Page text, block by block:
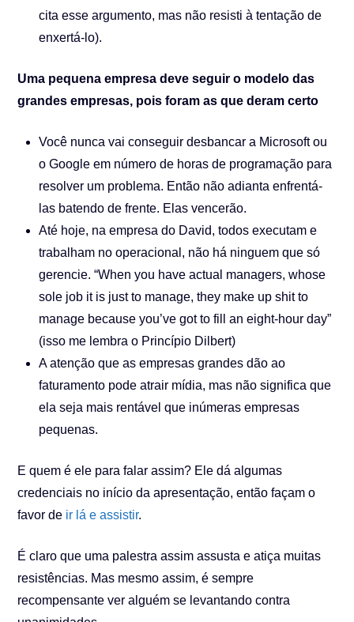
cita esse argumento, mas não resisti à tentação de
enxertá-lo).
Uma pequena empresa deve seguir o modelo das
grandes empresas, pois foram as que deram certo
Você nunca vai conseguir desbancar a Microsoft ou
o Google em número de horas de programação para
resolver um problema. Então não adianta enfrentá-
las batendo de frente. Elas vencerão.
Até hoje, na empresa do David, todos executam e
trabalham no operacional, não há ninguem que só
gerencie. “When you have actual managers, whose
sole job it is just to manage, they make up shit to
manage because you’ve got to fill an eight-hour day”
(isso me lembra o Princípio Dilbert)
A atenção que as empresas grandes dão ao
faturamento pode atrair mídia, mas não significa que
ela seja mais rentável que inúmeras empresas
pequenas.
E quem é ele para falar assim? Ele dá algumas
credenciais no início da apresentação, então façam o
favor de ir lá e assistir.
É claro que uma palestra assim assusta e atiça muitas
resistências. Mas mesmo assim, é sempre
recompensante ver alguém se levantando contra